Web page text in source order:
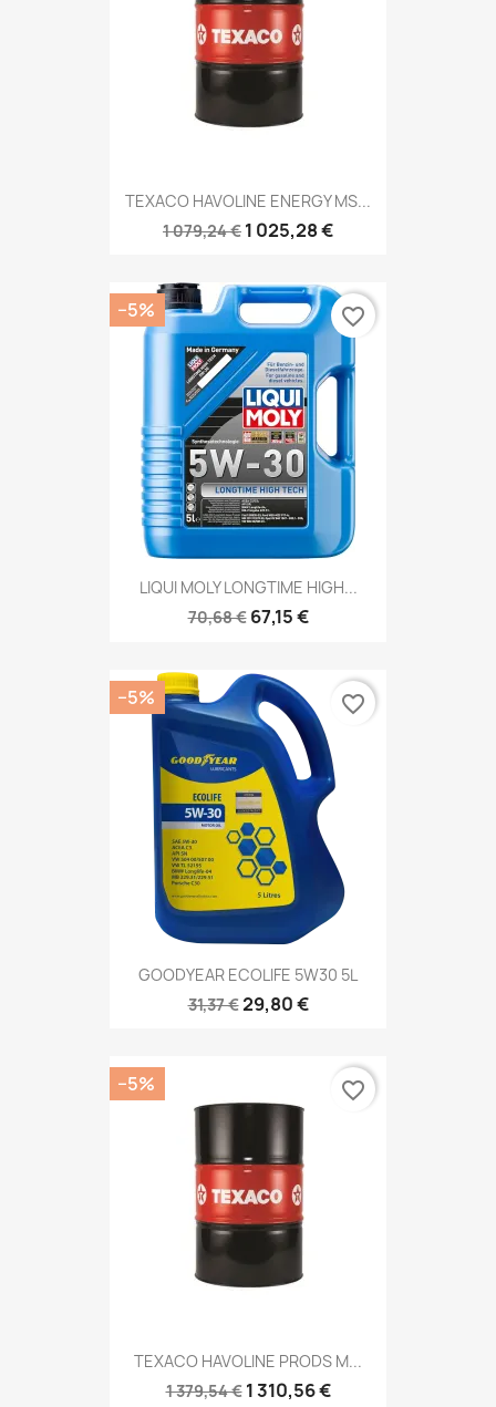
TEXACO HAVOLINE ENERGY MS...
1 079,24 € 1 025,28 €
LIQUI MOLY LONGTIME HIGH...
70,68 € 67,15 €
−5% favorite_border
GOODYEAR ECOLIFE 5W30 5L
31,37 €29,80 €
−5% favorite_border
TEXACO HAVOLINE PRODS M...
1 379,54 € 1 310,56 €
−5% favorite_border